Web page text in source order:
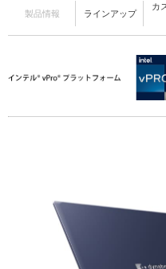
製品情報 ラインアップ
カ